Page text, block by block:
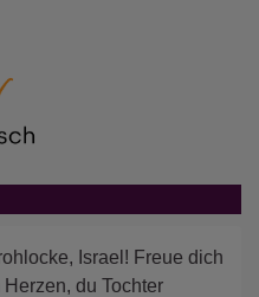
Israel! Freue dich
du Tochter